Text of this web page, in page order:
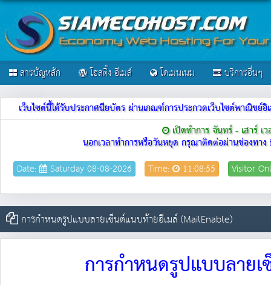
สารบัญหลัก โฮสติ้ง-อีเมล์ โดเมนเนม บริการอื่นๆ
เว็บไซต์นี้ได้รับประกาศนียบัตร ผ่านเกณฑ์การประกวดเว็บไซต์พาณิช
เปิดทำการ จันทร์ - เสาร์
นอกเวลาทำการหรือวันหยุด กรุณาติดต่อผ่านช่องทาง
Date: Saturday 08-08-2026 Time: 11:08:55 Visitor
การกำหนดรูปแบบลายเซ็นต์แนบท้ายอีเมล์ (MailEnable)
การกำหนดรูปแบบลาย